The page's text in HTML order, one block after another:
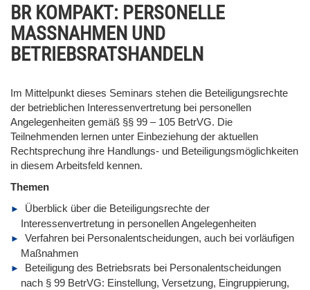
BR KOMPAKT: PERSONELLE
MASSNAHMEN UND
BETRIEBSRATSHANDELN
Im Mittelpunkt dieses Seminars stehen die Beteiligungsrechte
der betrieblichen Interessenvertretung bei personellen
Angelegenheiten gemäß §§ 99 – 105 BetrVG. Die
Teilnehmenden lernen unter Einbeziehung der aktuellen
Rechtsprechung ihre Handlungs- und Beteiligungsmöglichkeiten
in diesem Arbeitsfeld kennen.
Themen
Überblick über die Beteiligungsrechte der
Interessenvertretung in personellen Angelegenheiten
Verfahren bei Personalentscheidungen, auch bei vorläufigen
Maßnahmen
Beteiligung des Betriebsrats bei Personalentscheidungen
nach § 99 BetrVG: Einstellung, Versetzung, Eingruppierung,